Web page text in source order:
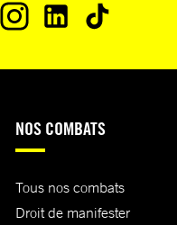
NOS COMBATS
Tous nos combats
Droit de manifester